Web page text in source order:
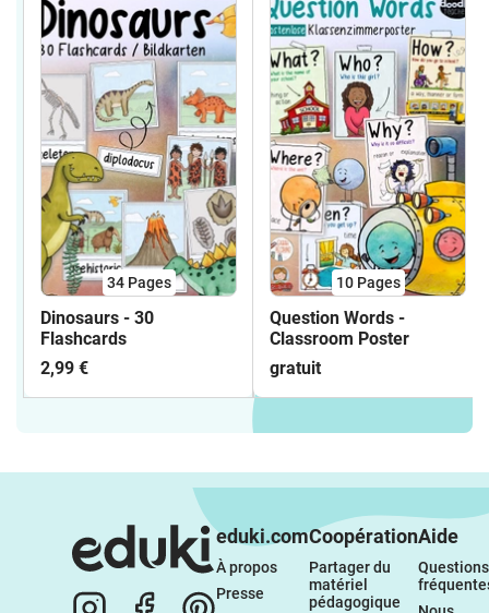
34 Pages
Dinosaurs - 30
Flashcards
2,99 €
10 Pages
Question Words -
Classroom Poster
gratuit
eduki.com
À propos
Presse
Coopération
Partager du
matériel
pédagogique
Aide
Questions